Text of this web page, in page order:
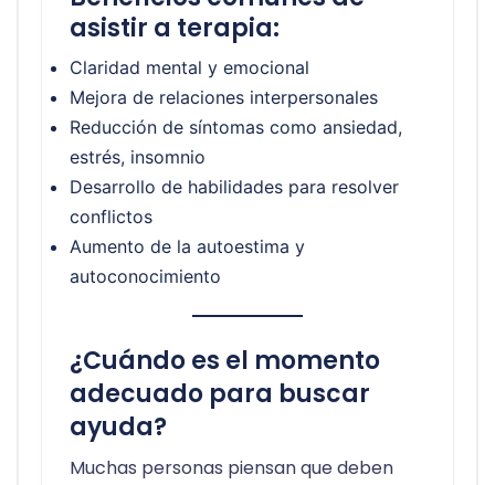
asistir a terapia:
Claridad mental y emocional
Mejora de relaciones interpersonales
Reducción de síntomas como ansiedad,
estrés, insomnio
Desarrollo de habilidades para resolver
conflictos
Aumento de la autoestima y
autoconocimiento
¿Cuándo es el momento
adecuado para buscar
ayuda?
Muchas personas piensan que deben